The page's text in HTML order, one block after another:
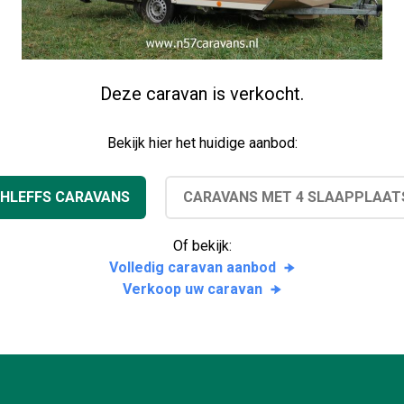
Deze caravan is verkocht.
Bekijk hier het huidige aanbod:
CARAVANS CARAVANS MET 4
Of bekijk:
Volledig caravan aanbod
Verkoop uw caravan